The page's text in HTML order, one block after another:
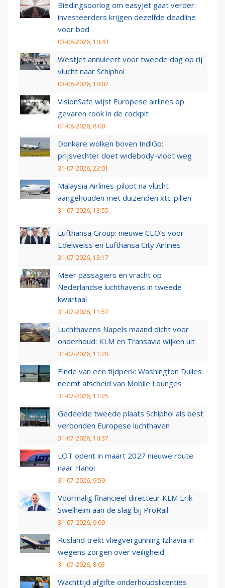
Biedingsoorlog om easyJet gaat verder:
investeerders krijgen dezelfde deadline
voor bod
03-08-2026, 10:43
WestJet annuleert voor tweede dag op rij
vlucht naar Schiphol
03-08-2026, 10:02
VisionSafe wijst Europese airlines op
gevaren rook in de cockpit
01-08-2026, 8:00
Donkere wolken boven IndiGo:
prijsvechter doet widebody-vloot weg
31-07-2026, 22:01
Malaysia Airlines-piloot na vlucht
aangehouden met duizenden xtc-pillen
31-07-2026, 13:55
Lufthansa Group: nieuwe CEO’s voor
Edelweiss en Lufthansa City Airlines
31-07-2026, 13:17
Meer passagiers en vracht op
Nederlandse luchthavens in tweede
kwartaal
31-07-2026, 11:57
Luchthavens Napels maand dicht voor
onderhoud: KLM en Transavia wijken uit
31-07-2026, 11:28
Einde van een tijdperk: Washington Dulles
neemt afscheid van Mobile Lounges
31-07-2026, 11:25
Gedeelde tweede plaats Schiphol als best
verbonden Europese luchthaven
31-07-2026, 10:37
LOT opent in maart 2027 nieuwe route
naar Hanoi
31-07-2026, 9:59
Voormalig financieel directeur KLM Erik
Swelheim aan de slag bij ProRail
31-07-2026, 9:09
Rusland trekt vliegvergunning Izhavia in
wegens zorgen over veiligheid
31-07-2026, 8:03
Wachttijd afgifte onderhoudslicenties